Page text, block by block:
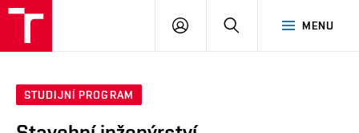
Brno
MENU
PŘIHLÁSIT
STUDIJNÍ PROGRAM